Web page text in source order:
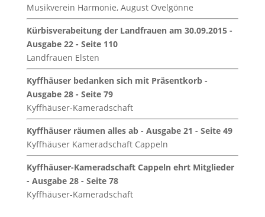
Musikverein Harmonie, August Ovelgönne
Kürbisverabeitung der Landfrauen am 30.09.2015 -
Ausgabe 22 - Seite 110
Landfrauen Elsten
Kyffhäuser bedanken sich mit Präsentkorb -
Ausgabe 28 - Seite 79
Kyffhäuser-Kameradschaft
Kyffhäuser räumen alles ab - Ausgabe 21 - Seite 49
Kyffhäuser Kameradschaft Cappeln
Kyffhäuser-Kameradschaft Cappeln ehrt Mitglieder
- Ausgabe 28 - Seite 78
Kyffhäuser-Kameradschaft